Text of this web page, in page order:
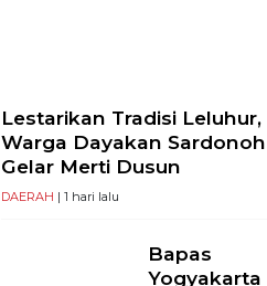
Lestarikan Tradisi Leluhur,
Warga Dayakan
Gelar Merti Dusun
DAERAH | 1 hari lalu
Bapas
Yogyakarta